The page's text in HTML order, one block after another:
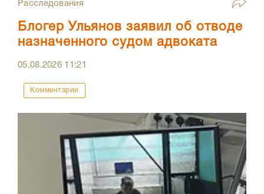
Расследования
Блогер Ульянов заявил об отводе
назначенного судом адвоката
05.08.2026 11:21
Комментарии